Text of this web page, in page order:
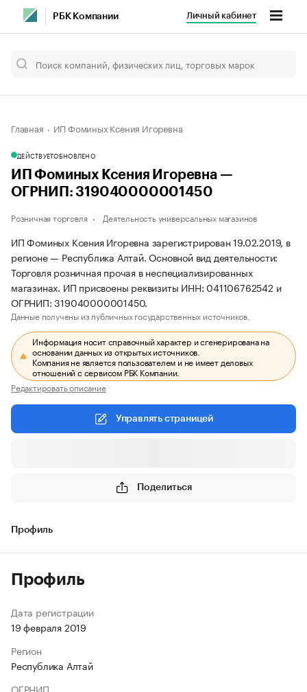
РБК Компании Личный кабинет
Главная ИП Фоминых Ксения Игоревна
ДЕЙСТВУЕТОБНОВЛЕНО
ИП Фоминых Ксения Игоревна —
ОГРНИП: 319040000001450
Розничная торговля Деятельность универсальных магазинов
ИП Фоминых Ксения Игоревна зарегистрирован 19.02.2019, в
регионе — Республика Алтай. Основной вид деятельности:
Торговля розничная прочая в неспециализированных
магазинах. ИП присвоены реквизиты ИНН: 041106762542 и
ОГРНИП: 319040000001450.
Данные получены из публичных государственных источников.
Информация носит справочный характер и сгенерирована на
основании данных из открытых источников.
Компания не является пользователем и не имеет деловых
отношений с сервисом РБК Компании.
Редактировать описание
Управлять страницей
Поделиться
Профиль
Профиль
Дата регистрации
19 февраля 2019
Регион
Республика Алтай
ОГРНИП